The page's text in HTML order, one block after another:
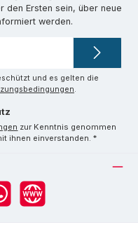
den Ersten sein, über neue
werden.
und es gelten die
.
zur Kenntnis genommen
ihnen einverstanden. *
Website